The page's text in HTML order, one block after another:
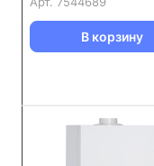
В корзину